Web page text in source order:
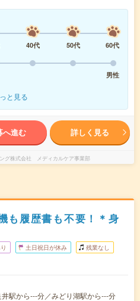
40代 50代
60代
男性
と見る
へ進む 詳しく見る
グ株式会社 メディカルケア事業部
履歴書も不要！＊身
土日祝日が休み 残業なし
駅から---分／みどり湖駅から---分